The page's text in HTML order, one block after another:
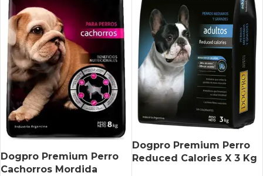
Dogpro Premium Perro
Cachorros Mordida
Dogpro Premium Perro
Reduced Calories X 3 Kg